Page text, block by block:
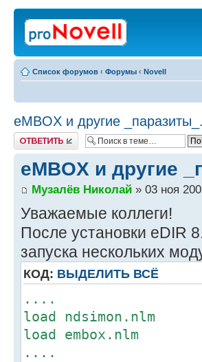
Список форумов ‹ Форумы ‹ Novell
eMBOX и другие
Ответить
eMBOX и другие
Музалёв Николай » 03 ноя
Уважаемые коллеги!
После установки eDIR
запуска нескольких
КОД: ВЫДЕЛИТЬ ВСЁ
....
load ndsimon.nlm
load embox.nlm
....